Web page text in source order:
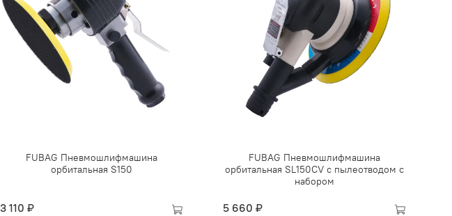
FUBAG Пневмошлифмашина
орбитальная S150
3 110 ₽
FUBAG Пневмошлифмашина
орбитальная SL150CV с пылеотводом с
набором
5 660 ₽